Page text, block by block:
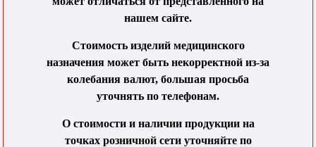
нашем сайте.
Стоимость изделий медицинского
назначения может быть некорректной из-за
колебания валют, большая просьба
уточнять по телефонам.
О стоимости и наличии продукции на
точках розничной сети уточняйте по